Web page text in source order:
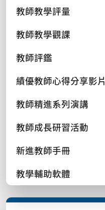
教師教學評量
教師教學觀課
教師評鑑
績優教師心得分享影片
教師精進系列演講
教師成長研習活動
新進教師手冊
教學輔助軟體